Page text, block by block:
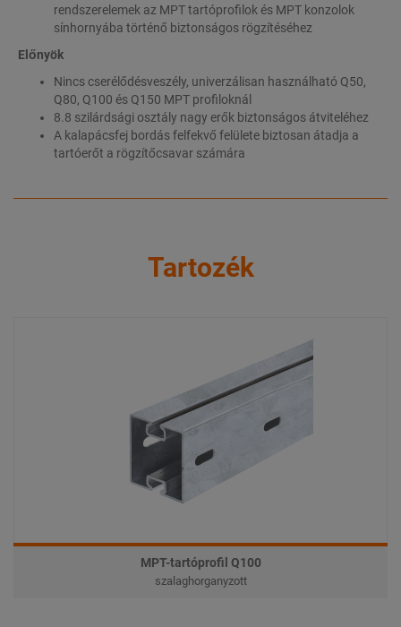
rendszerelemek az MPT tartóprofilok és MPT konzolok
sínhornyába történő biztonságos rögzítéséhez
Előnyök
Nincs cserélődésveszély, univerzálisan használható Q50,
Q80, Q100 és Q150 MPT profiloknál
8.8 szilárdsági osztály nagy erők biztonságos átviteléhez
A kalapácsfej bordás felfekvő felülete biztosan átadja a
tartóerőt a rögzítőcsavar számára
Tartozék
MPT-tartóprofil Q100
szalaghorganyzott